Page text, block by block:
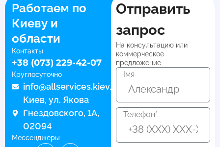
Работаем по
Киеву и
области
Контакты
+38 (073) 229-42-07
Круглосуточно
info@allservices.kiev.ua
Киев, ул. Якова
Гнездовского, 1А,
02094
Мессенджеры
Отправить
запрос
На консультацию или
коммерческое
предложение
Імя
Телефон*